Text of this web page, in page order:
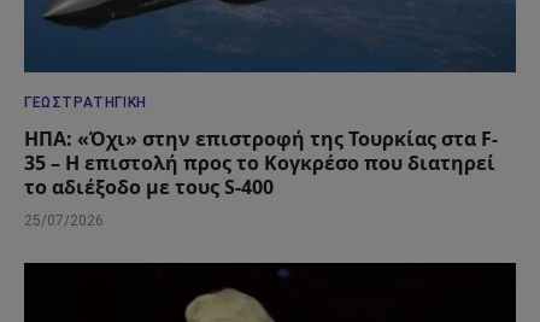
ΓΕΩΣΤΡΑΤΗΓΙΚΉ
ΗΠΑ: «Όχι» στην επιστροφή της Τουρκίας στα F-
35 – Η επιστολή προς το Κογκρέσο που διατηρεί
το αδιέξοδο με τους S-400
25/07/2026